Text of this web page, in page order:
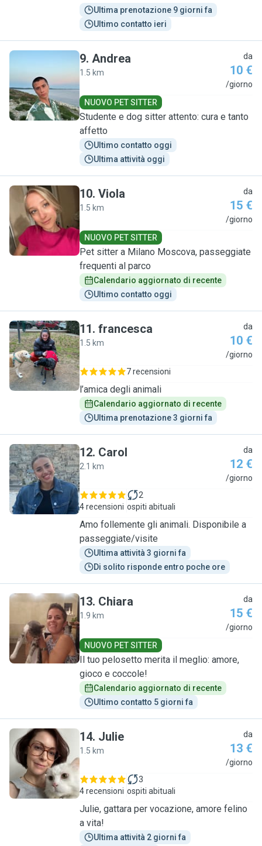
Ultima prenotazione 9 giorni fa
Ultimo contatto ieri
A
9. Andrea
1.5 km
da
10 €
/giorno
NUOVO PET SITTER
Studente e dog sitter attento: cura e tanto
affetto
Ultimo contatto oggi
Ultima attività oggi
V
10. Viola
1.5 km
da
15 €
/giorno
NUOVO PET SITTER
Pet sitter a Milano Moscova, passeggiate
frequenti al parco
Calendario aggiornato di recente
Ultimo contatto oggi
F
11. francesca
1.5 km
da
10 €
/giorno
7 recensioni
l’amica degli animali
Calendario aggiornato di recente
Ultima prenotazione 3 giorni fa
C
12. Carol
2.1 km
da
12 €
/giorno
4 recensioni
2
ospiti abituali
Amo follemente gli animali. Disponibile a
passeggiate/visite
Ultima attività 3 giorni fa
Di solito risponde entro poche ore
C
13. Chiara
1.9 km
da
15 €
/giorno
NUOVO PET SITTER
Il tuo pelosetto merita il meglio: amore,
gioco e coccole!
Calendario aggiornato di recente
Ultimo contatto 5 giorni fa
J
14. Julie
1.5 km
da
13 €
/giorno
4 recensioni
3
ospiti abituali
Julie, gattara per vocazione, amore felino
a vita!
Ultima attività 2 giorni fa